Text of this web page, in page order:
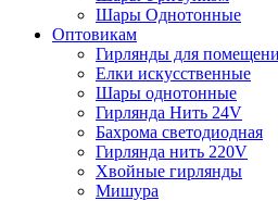
Шары Однотонные
Оптовикам
Гирлянды для
Елки искусственные
Шары однотонные
Гирлянда Нить 24V
Бахрома светодиодная
Гирлянда нить 220V
Хвойные гирлянды
Мишура